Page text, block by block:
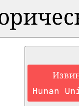
Hunan